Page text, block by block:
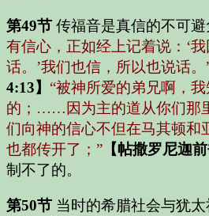
第49节 传福音是真信的不可避
有信心，正如经上记着说：‘
话。’我们也信，所以也说话。
4:13】 “被神所爱的弟兄啊，
的；……因为主的道从你们那
们向神的信心不但在马其顿和
也都传开了；” 【帖撒罗尼迦
制不了的。
第50节 当时的希腊社会与犹